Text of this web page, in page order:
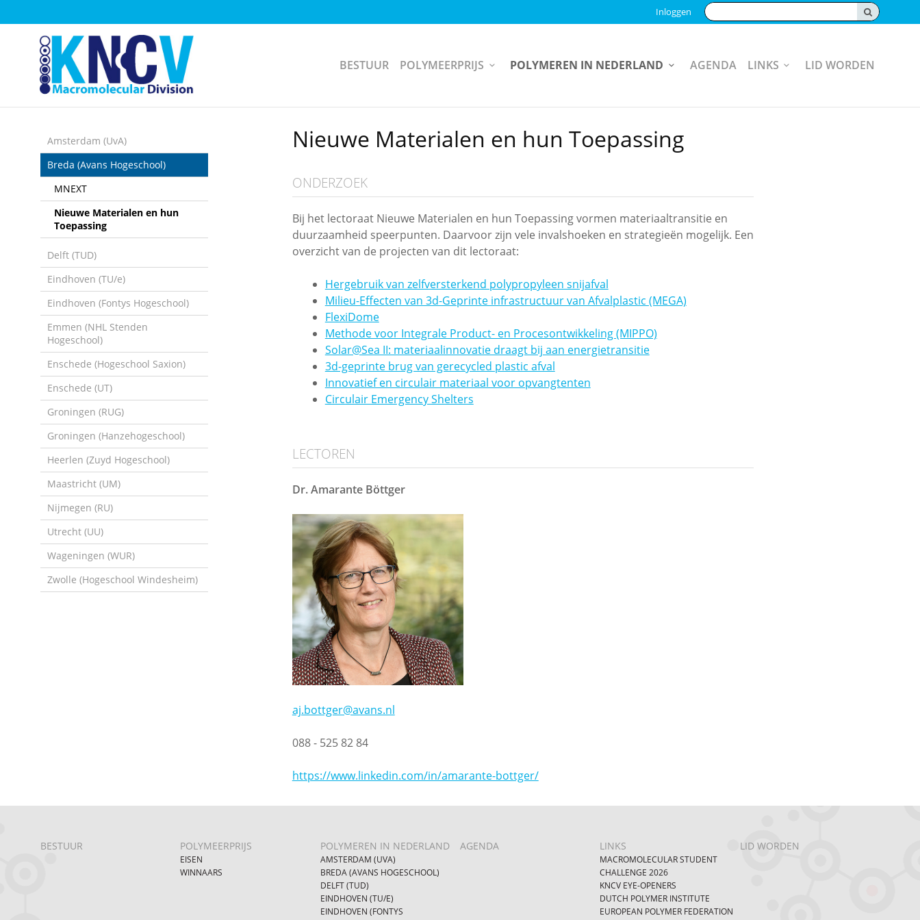
links
Spring
naar
de
inhoud
naar
het
menu
Zoeken:
Inloggen
BESTUUR POLYMEERPRIJS POLYMEREN IN NEDERLAND AGENDA LINKS LID WORDEN
Nieuwe Materialen en hun Toepassing
ONDERZOEK
Bij het lectoraat Nieuwe Materialen en hun Toepassing vormen materiaaltransitie en
duurzaamheid speerpunten. Daarvoor zijn vele invalshoeken en strategieën mogelijk. Een
overzicht van de projecten van dit lectoraat:
Hergebruik van zelfversterkend polypropyleen snijafval
Milieu-Effecten van 3d-Geprinte infrastructuur van Afvalplastic (MEGA)
FlexiDome
Methode voor Integrale Product- en Procesontwikkeling (MIPPO)
Solar@Sea II: materiaalinnovatie draagt bij aan energietransitie
3d-geprinte brug van gerecycled plastic afval
Innovatief en circulair materiaal voor opvangtenten
Circulair Emergency Shelters
LECTOREN
Dr. Amarante Böttger
aj.bottger@avans.nl
088 - 525 82 84
https://www.linkedin.com/in/amarante-bottger/
Amsterdam (UvA)
Breda (Avans Hogeschool)
MNEXT
Nieuwe Materialen en hun
Toepassing
Delft (TUD)
Eindhoven (TU/e)
Eindhoven (Fontys Hogeschool)
Emmen (NHL Stenden
Hogeschool)
Enschede (Hogeschool Saxion)
Enschede (UT)
Groningen (RUG)
Groningen (Hanzehogeschool)
Heerlen (Zuyd Hogeschool)
Maastricht (UM)
Nijmegen (RU)
Utrecht (UU)
Wageningen (WUR)
Zwolle (Hogeschool Windesheim)
BESTUUR POLYMEERPRIJS
EISEN
WINNAARS
POLYMEREN IN NEDERLAND
AMSTERDAM (UVA)
BREDA (AVANS HOGESCHOOL)
DELFT (TUD)
EINDHOVEN (TU/E)
EINDHOVEN (FONTYS
AGENDA LINKS
MACROMOLECULAR STUDENT
CHALLENGE 2026
KNCV EYE-OPENERS
DUTCH POLYMER INSTITUTE
EUROPEAN POLYMER FEDERATION
LID WORDEN